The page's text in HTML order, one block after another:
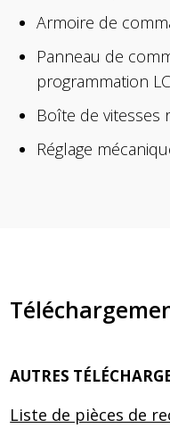
Armoire de
Panneau de
programmation
Boîte de vitesses
Réglage
AUTRES
Liste de pièces de